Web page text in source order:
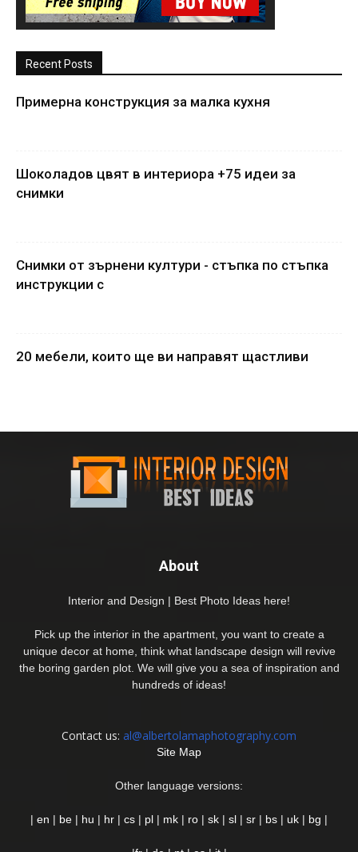
Recent Posts
Примерна конструкция за малка кухня
Шоколадов цвят в интериора +75 идеи за
снимки
Снимки от зърнени култури - стъпка по стъпка
инструкции с
20 мебели, които ще ви направят щастливи
About
Interior and Design | Best Photo Ideas here!
Pick up the interior in the apartment, you want to create a
unique decor at home, think what landscape design will revive
the boring garden plot. We will give you a sea of inspiration and
hundreds of ideas!
Contact us: al@albertolamaphotography.com
Site Map
Other language versions:
| en | be | hu | hr | cs | pl | mk | ro | sk | sl | sr | bs | uk | bg |